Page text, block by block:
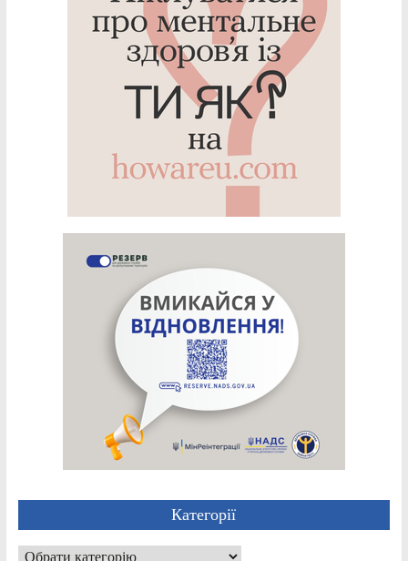
Категорії
Категорії